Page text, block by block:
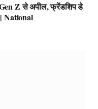
Z से अपील, फ्रेंडशिप डे
National